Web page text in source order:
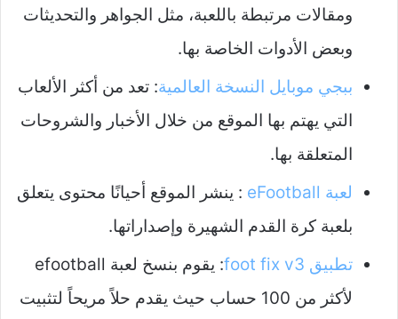
ومقالات مرتبطة باللعبة، مثل الجواهر والتحديثات
وبعض الأدوات الخاصة بها.
ببجي موبايل النسخة العالمية: تعد من أكثر الألعاب
التي يهتم بها الموقع من خلال الأخبار والشروحات
المتعلقة بها.
لعبة eFootball
: ينشر الموقع أحيانًا محتوى يتعلق
بلعبة كرة القدم الشهيرة وإصداراتها.
تطبيق foot fix v3
: يقوم بنسخ لعبة efootball
لأكثر من 100 حساب حيث يقدم حلاً مريحاً لتثبيت